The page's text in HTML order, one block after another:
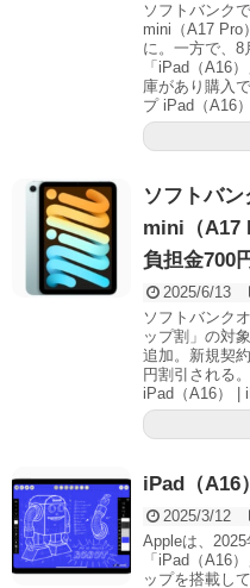
ソフトバンク
mini（A17 Pro
に。一方で、8
「iPad（A16
庫があり購入
プ iPad（A16
ソフトバ
mini（A17
負担金700
2025/6/13
ソフトバンク
ップ割」の対
追加。新規契
円割引される
iPad（A16） |
iPad（A16
2025/3/12
Appleは、
「iPad（A16
ップを搭載し